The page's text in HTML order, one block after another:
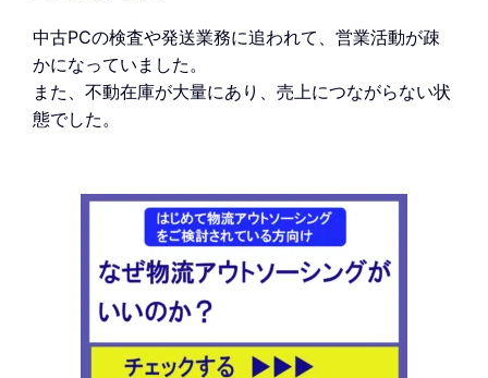
中古PCの検査や発送業務に追われて、営業活動が疎
かになっていました。
また、不動在庫が大量にあり、売上につながらない状
態でした。